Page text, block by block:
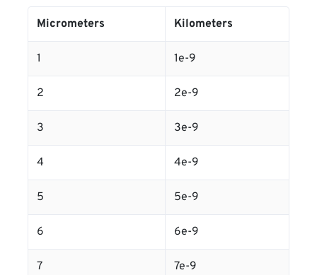
Micrometers Kilometers
1 1e-9
2 2e-9
3 3e-9
4 4e-9
5 5e-9
6 6e-9
7 7e-9